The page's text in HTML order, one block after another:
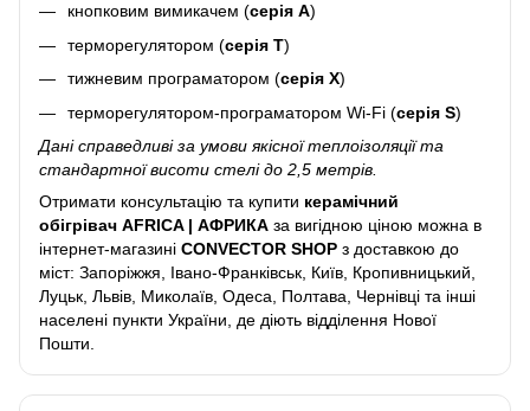
кнопковим вимикачем (серія А)
терморегулятором (серія Т)
тижневим програматором (серія Х)
терморегулятором-програматором Wi-Fi (серія S)
Дані справедливі за умови якісної теплоізоляції та
стандартної висоти стелі до 2,5 метрів.
Отримати консультацію та купити керамічний
обігрівач AFRICA | АФРИКА за вигідною ціною можна в
інтернет-магазині CONVECTOR SHOP з доставкою до
міст: Запоріжжя, Івано-Франківськ, Київ, Кропивницький,
Луцьк, Львів, Миколаїв, Одеса, Полтава, Чернівці та інші
населені пункти України, де діють відділення Нової
Пошти.